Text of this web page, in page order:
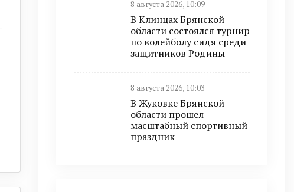
8 августа 2026, 10:09
В Клинцах Брянской
области состоялся турнир
по волейболу сидя среди
защитников Родины
8 августа 2026, 10:03
В Жуковке Брянской
области прошел
масштабный спортивный
праздник